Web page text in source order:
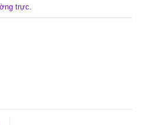
trực